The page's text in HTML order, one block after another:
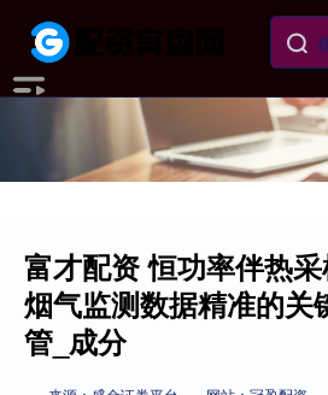
富才配资 恒功率伴热
烟气监测数据精准的关
管_成分